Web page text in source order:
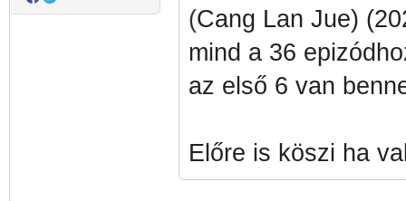
(Cang Lan Jue)
mind a 36
az első 6 van
Előre is köszi ha